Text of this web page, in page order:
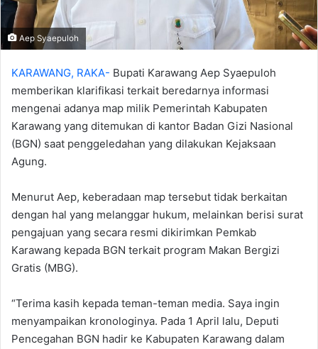
Aep Syaepuloh
KARAWANG, RAKA- Bupati Karawang Aep Syaepuloh
memberikan klarifikasi terkait beredarnya informasi
mengenai adanya map milik Pemerintah Kabupaten
Karawang yang ditemukan di kantor Badan Gizi Nasional
(BGN) saat penggeledahan yang dilakukan Kejaksaan
Agung.
‎Menurut Aep, keberadaan map tersebut tidak berkaitan
dengan hal yang melanggar hukum, melainkan berisi surat
pengajuan yang secara resmi dikirimkan Pemkab
Karawang kepada BGN terkait program Makan Bergizi
Gratis (MBG). ‎
“Terima kasih kepada teman-teman media. Saya ingin
menyampaikan kronologinya. Pada 1 April lalu, Deputi
Pencegahan BGN hadir ke Kabupaten Karawang dalam